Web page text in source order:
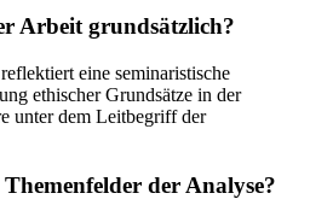
Arbeit grundsätzlich?
eine seminaristische
ethischer Grundsätze in der
unter dem Leitbegriff der
der Analyse?